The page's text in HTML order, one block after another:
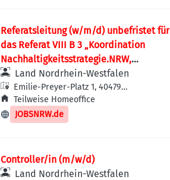
Referatsleitung (w/m/d) unbefristet für
das Referat VIII B 3 „Koordination
Nachhaltigkeitsstrategie.NRW,
Nachhaltige Entwicklung, Nachhaltige
Bioökonomie, Nachhaltige Finanzen“
Land Nordrhein-Westfalen
Emilie-Preyer-Platz 1, 40479
Düsseldorf, Deutschland
Teilweise Homeoffice
JOBSNRW.de
Controller/in (m/w/d)
Land Nordrhein-Westfalen